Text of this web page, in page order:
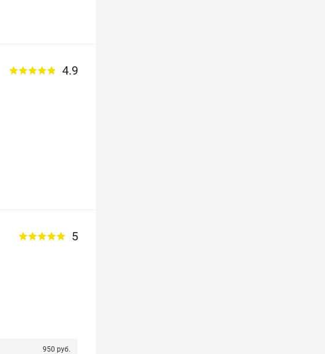
4.9
5
950 руб.